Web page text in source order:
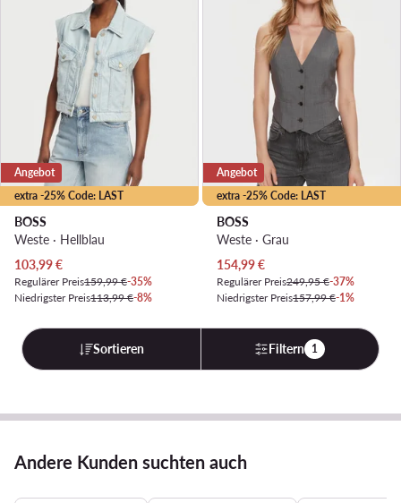
extra -25% Code: LAST
Angebot
BOSS
Weste · Hellblau
Aktueller Preis
103,99€
Regulärer Preis159,99 €-35%
Niedrigster Preis113,99 €-8%
extra -25% Code: LAST
Angebot
BOSS
Weste · Grau
Aktueller Preis
154,99€
Regulärer Preis249,95 €-37%
Niedrigster Preis157,99 €-1%
Sortieren Filtern 1
Andere Kunden suchten auch